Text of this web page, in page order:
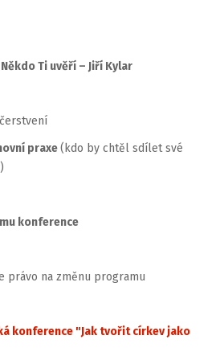
Ti uvěří – Jiří Kylar
praxe(kdo by chtěl sdílet své
konference
právo na změnu programu
konference "Jak tvořit církev jako